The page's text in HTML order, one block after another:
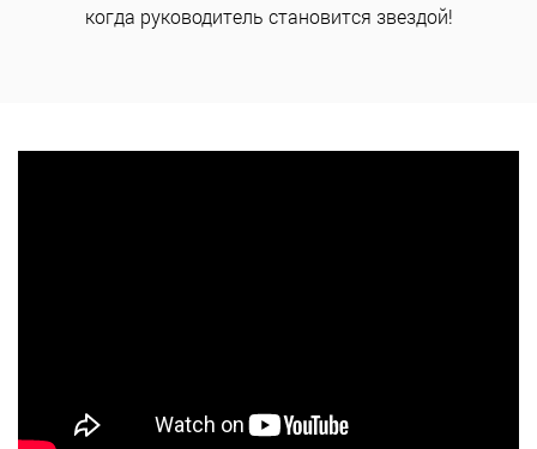
когда руководитель становится звездой!